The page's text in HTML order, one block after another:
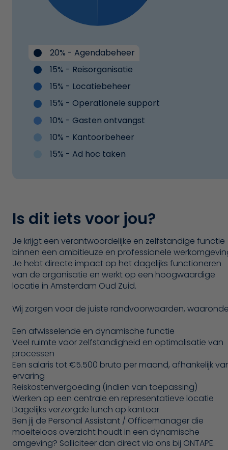
20% - Agendabeheer
15% - Reisorganisatie
15% - Locatiebeheer
15% - Operationele support
10% - Gasten ontvangst
10% - Kantoorbeheer
15% - Ad hoc taken
Is dit iets voor jou?
Je krijgt een verantwoordelijke en zelfstandige functie
binnen een ambitieuze en professionele
Je hebt directe impact op het dagelijks functioneren
van de organisatie en werkt op een hoogwaardige
locatie in Amsterdam Oud Zuid.
Wij zorgen voor de juiste randvoorwaarden,
Een afwisselende en dynamische functie
Veel ruimte voor zelfstandigheid en optimalisatie van
processen
Een salaris tot €5.500 bruto per maand, afhankelijk
ervaring
Reiskostenvergoeding (indien van toepassing)
Werken op een centrale en representatieve locatie
Dagelijks verzorgde lunch op kantoor
Ben jij de Personal Assistant / Officemanager die
moeiteloos overzicht houdt in een dynamische
omgeving? Solliciteer dan direct via ons bij ONTAPE.